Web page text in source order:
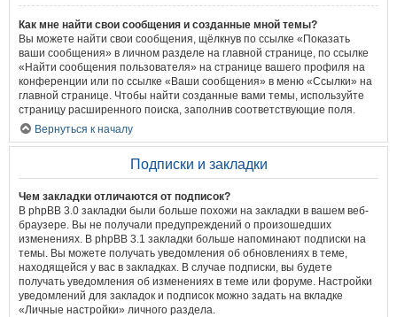
Как мне найти свои сообщения и созданные мной темы?
Вы можете найти свои сообщения, щёлкнув по ссылке «Показать
ваши сообщения» в личном разделе на главной странице, по ссылке
«Найти сообщения пользователя» на странице вашего профиля на
конференции или по ссылке «Ваши сообщения» в меню «Ссылки» на
главной странице. Чтобы найти созданные вами темы, используйте
страницу расширенного поиска, заполнив соответствующие поля.
Вернуться к началу
Подписки и закладки
Чем закладки отличаются от подписок?
В phpBB 3.0 закладки были больше похожи на закладки в вашем веб-
браузере. Вы не получали предупреждений о произошедших
изменениях. В phpBB 3.1 закладки больше напоминают подписки на
темы. Вы можете получать уведомления об обновлениях в теме,
находящейся у вас в закладках. В случае подписки, вы будете
получать уведомления об изменениях в теме или форуме. Настройки
уведомлений для закладок и подписок можно задать на вкладке
«Личные настройки» личного раздела.